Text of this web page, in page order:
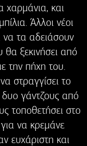
χαρμάνια, και
Άλλοι νέοι
τα αδειάσουν
ξεκινήσει από
την πήχη του.
στραγγίσει το
δυο γάντζους από
τοποθετήσει στο
να κρεμάνε
ευχάριστη και